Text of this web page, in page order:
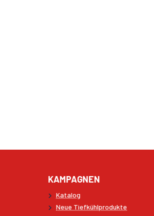
KAMPAGNEN
Katalog
Neue Tiefkühlprodukte